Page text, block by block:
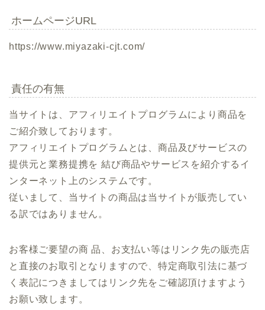
ホームページURL
https://www.miyazaki-cjt.com/
責任の有無
当サイトは、アフィリエイトプログラムにより商品を
ご紹介致しております。
アフィリエイトプログラムとは、商品及びサービスの
提供元と業務提携を 結び商品やサービスを紹介するイ
ンターネット上のシステムです。
従いまして、当サイトの商品は当サイトが販売してい
る訳ではありません。
お客様ご要望の商 品、お支払い等はリンク先の販売店
と直接のお取引となりますので、特定商取引法に基づ
く表記につきましてはリンク先をご確認頂けますよう
お願い致します。